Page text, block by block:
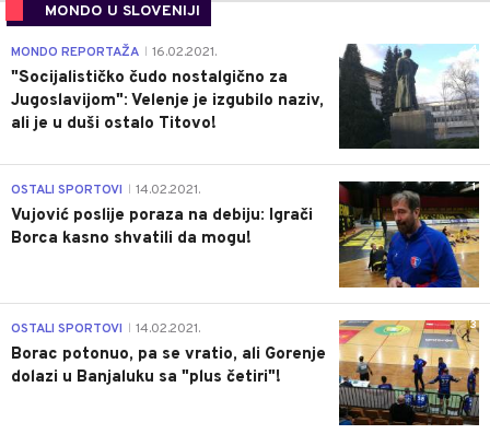
MONDO U SLOVENIJI
4
MONDO REPORTAŽA 16.02.2021.
"Socijalističko čudo nostalgično za
Jugoslavijom": Velenje je izgubilo naziv,
ali je u duši ostalo Titovo!
1
OSTALI SPORTOVI 14.02.2021.
Vujović poslije poraza na debiju: Igrači
Borca kasno shvatili da mogu!
3
OSTALI SPORTOVI 14.02.2021.
Borac potonuo, pa se vratio, ali Gorenje
dolazi u Banjaluku sa "plus četiri"!